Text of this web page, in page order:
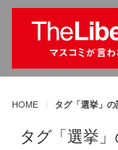
HOME タグ「選挙」
タグ「選挙